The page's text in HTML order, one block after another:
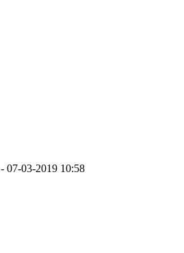
- 07-03-2019 10:58